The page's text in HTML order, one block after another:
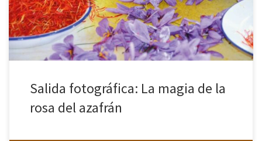
Salida fotográfica: La magia de la
rosa del azafrán